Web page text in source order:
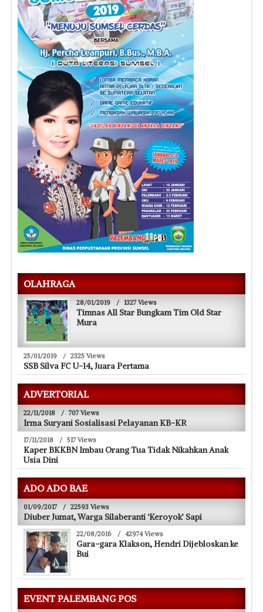
OLAHRAGA
28/01/2019 / 1327 Views
Timnas All Star Bungkam Tim Old Star
Mura
25/01/2019 / 2325 Views
SSB Silva FC U-14, Juara Pertama
ADVERTORIAL
22/11/2018 / 707 Views
Irma Suryani Sosialisasi Pelayanan KB-KR
17/11/2018 / 517 Views
Kaper BKKBN Imbau Orang Tua Tidak Nikahkan Anak
Usia Dini
ADO ADO BAE
01/09/2017 / 22593 Views
Diuber Jumat, Warga Silaberanti ‘Keroyok’ Sapi
22/08/2016 / 42974 Views
Gara-gara Klakson, Hendri Dijebloskan ke
Bui
EVENT PALEMBANG POS